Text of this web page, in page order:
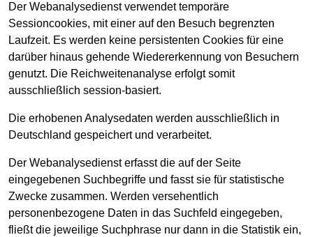
Der Webanalysedienst verwendet temporäre
Sessioncookies, mit einer auf den Besuch begrenzten
Laufzeit. Es werden keine persistenten Cookies für eine
darüber hinaus gehende Wiedererkennung von Besuchern
genutzt. Die Reichweitenanalyse erfolgt somit
ausschließlich session-basiert.
Die erhobenen Analysedaten werden ausschließlich in
Deutschland gespeichert und verarbeitet.
Der Webanalysedienst erfasst die auf der Seite
eingegebenen Suchbegriffe und fasst sie für statistische
Zwecke zusammen. Werden versehentlich
personenbezogene Daten in das Suchfeld eingegeben,
fließt die jeweilige Suchphrase nur dann in die Statistik ein,